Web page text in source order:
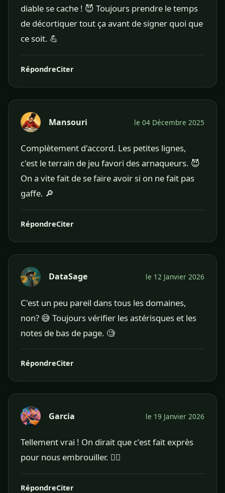
diable se cache ! 😈 Toujours prendre le temps
de décortiquer tout ça avant de signer quoi que
ce soit. 💪
RépondreCiter
Mansouri le 04 Décembre 2025
Complètement d'accord. Les petites lignes,
c'est le terrain de jeu favori des arnaqueurs. 😈
On a vite fait de se faire avoir si on ne fait pas
gaffe. 🔎
RépondreCiter
DataSage le 12 Janvier 2026
C'est un peu pareil dans tous les domaines,
non? 😅 Toujours vérifier les astérisques et les
notes de bas de page. 🧐
RépondreCiter
Garcia le 19 Janvier 2026
Tellement vrai ! On dirait que c'est fait exprès
pour nous embrouiller. 😵‍💫
RépondreCiter